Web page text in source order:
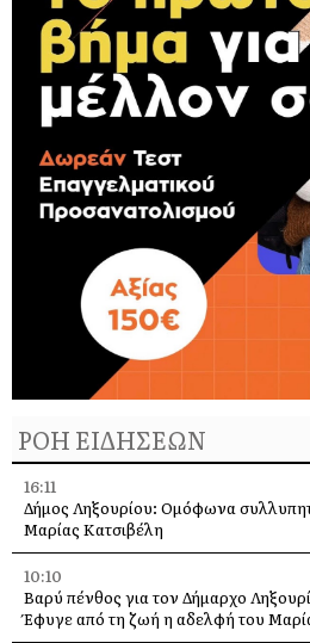
ΡΟΗ ΕΙΔΗΣΕΩΝ
16:11
Δήμος Ληξουρίου: Ομόφωνα
Μαρίας Κατσιβέλη
10:10
Βαρύ πένθος για τον Δήμαρχο
Έφυγε από τη ζωή η αδελφή του